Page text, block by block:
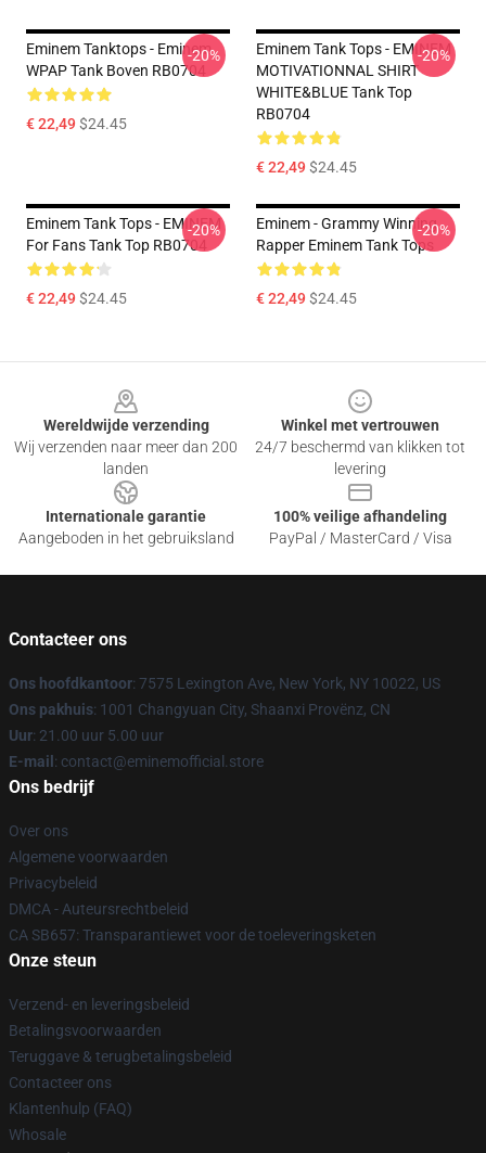
Eminem Tanktops - Eminem
WPAP Tank Boven RB0704
€ 22,49$24.45
-20%
Eminem Tank Tops - EMINEM
MOTIVATIONNAL SHIRT
WHITE&BLUE Tank Top
RB0704
€ 22,49$24.45
-20%
Eminem Tank Tops - EMINEM
For Fans Tank Top RB0704
€ 22,49$24.45
-20%
Eminem - Grammy Winning
Rapper Eminem Tank Tops
€ 22,49$24.45
-20%
Wereldwijde verzending
Wij verzenden naar meer dan 200
landen
Winkel met vertrouwen
24/7 beschermd van klikken tot
levering
Internationale garantie
Aangeboden in het gebruiksland
100% veilige afhandeling
PayPal / MasterCard / Visa
Contacteer ons
Ons hoofdkantoor: 7575 Lexington Ave, New York, NY 10022, US
Ons pakhuis: 1001 Changyuan City, Shaanxi Provënz, CN
Uur: 21.00 uur 5.00 uur
E-mail : contact@eminemofficial.store
Ons bedrijf
Over ons
Algemene voorwaarden
Privacybeleid
DMCA - Auteursrechtbeleid
CA SB657: Transparantiewet voor de toeleveringsketen
Onze steun
Verzend- en leveringsbeleid
Betalingsvoorwaarden
Teruggave & terugbetalingsbeleid
Contacteer ons
Klantenhulp (FAQ)
Whosale